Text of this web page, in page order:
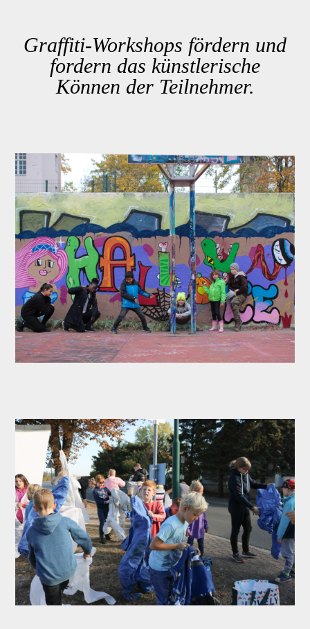
Graffiti-Workshops fördern und
fordern das künstlerische
Können der Teilnehmer.